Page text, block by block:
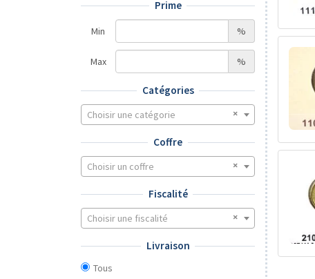
Prime
Min %
Max %
Catégories
Choisir une catégorie
Coffre
Choisir un coffre
Fiscalité
Choisir une fiscalité
Livraison
Tous